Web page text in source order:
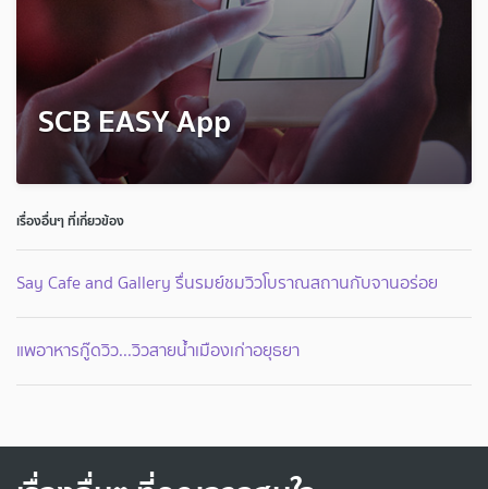
SCB EASY App
เรื่องอื่นๆ ที่เกี่ยวข้อง
Say Cafe and Gallery รื่นรมย์ชมวิวโบราณสถานกับจานอร่อย
แพอาหารกู๊ดวิว...วิวสายน้ำเมืองเก่าอยุธยา